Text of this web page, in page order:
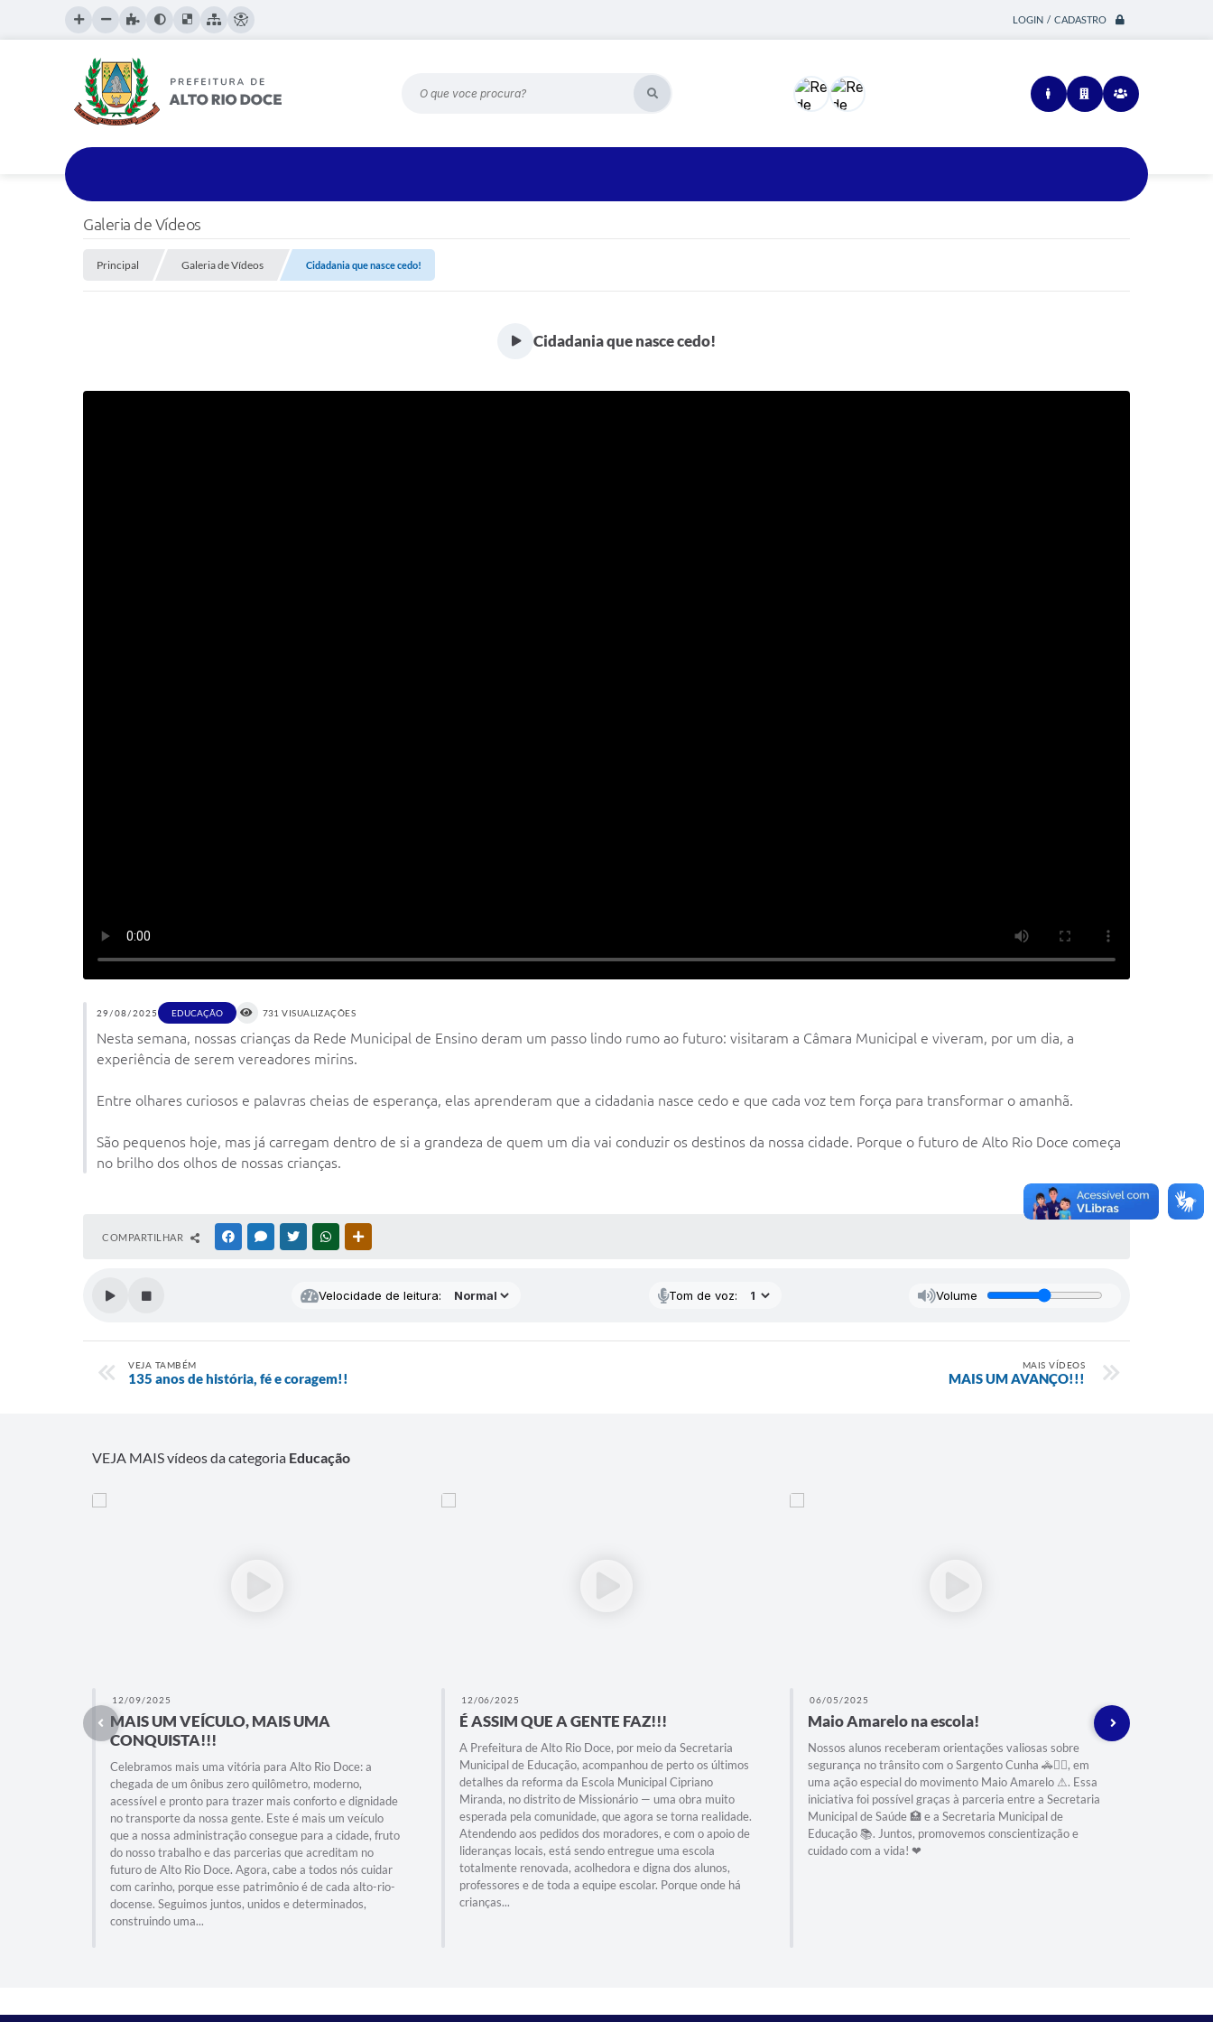
LOGIN / CADASTRO
O que voce procura?
Galeria de Vídeos
Principal Galeria de Vídeos Cidadania que nasce cedo!
Cidadania que nasce cedo!
29/08/2025 EDUCAÇÃO 731 VISUALIZAÇÕES
Nesta semana, nossas crianças da Rede Municipal de Ensino deram um passo lindo rumo ao futuro: visitaram a Câmara Municipal e viveram, por um dia, a
experiência de serem vereadores mirins.
Entre olhares curiosos e palavras cheias de esperança, elas aprenderam que a cidadania nasce cedo e que cada voz tem força para transformar o amanhã.
São pequenos hoje, mas já carregam dentro de si a grandeza de quem um dia vai conduzir os destinos da nossa cidade. Porque o futuro de Alto Rio Doce começa
no brilho dos olhos de nossas crianças.
COMPARTILHAR FACEBOOKMESSENGER
TWITTERWHATSAPP
Velocidade de leitura: Tom de voz: Volume
VEJA TAMBÉM
135 anos de história, fé e coragem!!
MAIS VÍDEOS
MAIS UM AVANÇO!!!
VEJA MAIS vídeos da categoria Educação
12/09/2025
MAIS UM VEÍCULO, MAIS UMA
CONQUISTA!!!
Celebramos mais uma vitória para Alto Rio Doce: a
chegada de um ônibus zero quilômetro, moderno,
acessível e pronto para trazer mais conforto e dignidade
no transporte da nossa gente. Este é mais um veículo
que a nossa administração consegue para a cidade, fruto
do nosso trabalho e das parcerias que acreditam no
futuro de Alto Rio Doce. Agora, cabe a todos nós cuidar
com carinho, porque esse patrimônio é de cada alto-rio-
docense. Seguimos juntos, unidos e determinados,
construindo uma...
12/06/2025
É ASSIM QUE A GENTE FAZ!!!
A Prefeitura de Alto Rio Doce, por meio da Secretaria
Municipal de Educação, acompanhou de perto os últimos
detalhes da reforma da Escola Municipal Cipriano
Miranda, no distrito de Missionário — uma obra muito
esperada pela comunidade, que agora se torna realidade.
Atendendo aos pedidos dos moradores, e com o apoio de
lideranças locais, está sendo entregue uma escola
totalmente renovada, acolhedora e digna dos alunos,
professores e de toda a equipe escolar. Porque onde há
crianças...
06/05/2025
Maio Amarelo na escola!
Nossos alunos receberam orientações valiosas sobre
segurança no trânsito com o Sargento Cunha 🚓👮‍♂, em
uma ação especial do movimento Maio Amarelo ⚠. Essa
iniciativa foi possível graças à parceria entre a Secretaria
Municipal de Saúde 🏥 e a Secretaria Municipal de
Educação 📚. Juntos, promovemos conscientização e
cuidado com a vida! ❤